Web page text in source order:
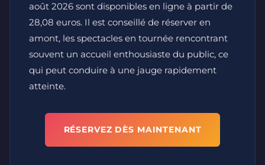
août 2026 sont disponibles en ligne à partir de
28,08 euros. Il est conseillé de réserver en
amont, les spectacles en tournée rencontrant
souvent un accueil enthousiaste du public, ce
qui peut conduire à une jauge rapidement
atteinte.
RÉSERVEZ DÈS MAINTENANT